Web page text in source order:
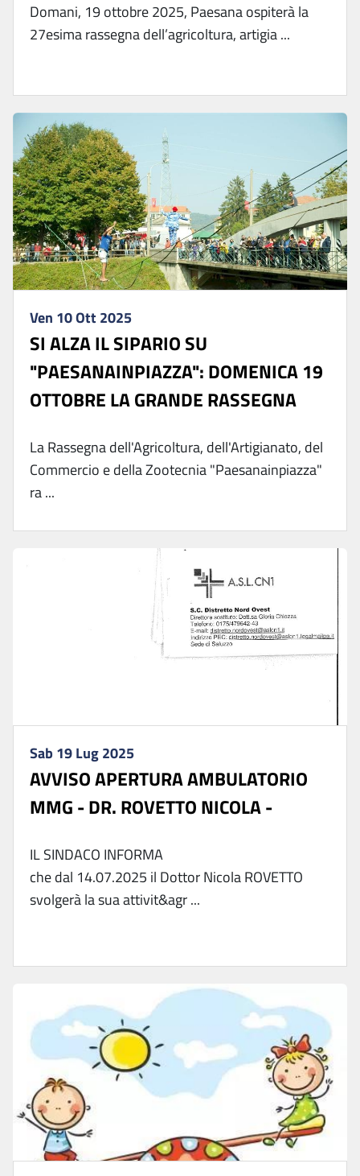
Domani, 19 ottobre 2025, Paesana ospiterà la
27esima rassegna dell’agricoltura, artigia ...
Ven 10 Ott 2025
SI ALZA IL SIPARIO SU
"PAESANAINPIAZZA": DOMENICA 19
OTTOBRE LA GRANDE RASSEGNA
La Rassegna dell'Agricoltura, dell'Artigianato, del
Commercio e della Zootecnia "Paesanainpiazza"
ra ...
Sab 19 Lug 2025
AVVISO APERTURA AMBULATORIO
MMG - DR. ROVETTO NICOLA -
IL SINDACO INFORMA
che dal 14.07.2025 il Dottor Nicola ROVETTO
svolgerà la sua attivit&agr ...